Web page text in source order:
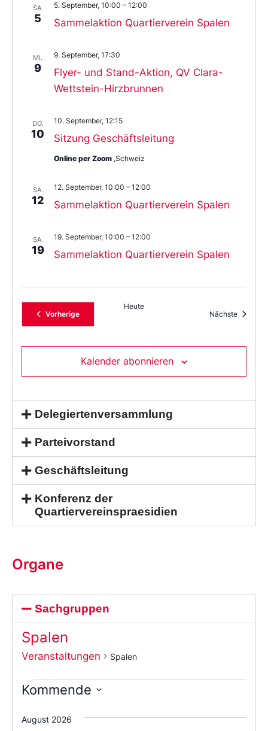
SA.
5 Sammelaktion Quartierverein Spalen
5. September, 10:00 – 12:00
MI.
9
Flyer- und Stand-Aktion, QV Clara-
Wettstein-Hirzbrunnen
9. September, 17:30
DO.
10 Sitzung Geschäftsleitung
10. September, 12:15
Online per Zoom ,Schweiz
SA.
12 Sammelaktion Quartierverein Spalen
12. September, 10:00 – 12:00
SA.
19 Sammelaktion Quartierverein Spalen
19. September, 10:00 – 12:00
VorherigeVeranstaltungen
Heute
Nächste
Kalender abonnieren
Delegiertenversammlung
Parteivorstand
Geschäftsleitung
Konferenz der
Quartiervereinspraesidien
Organe
Sachgruppen
Spalen
Veranstaltungen Spalen
Kommende
Sie
das
August 2026